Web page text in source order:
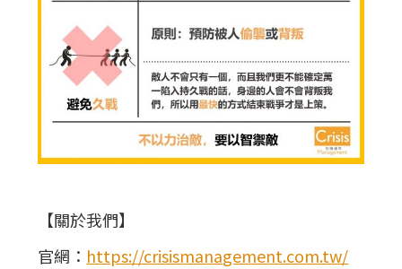
【關於我們】
官網： https://crisismanagement.com.tw/